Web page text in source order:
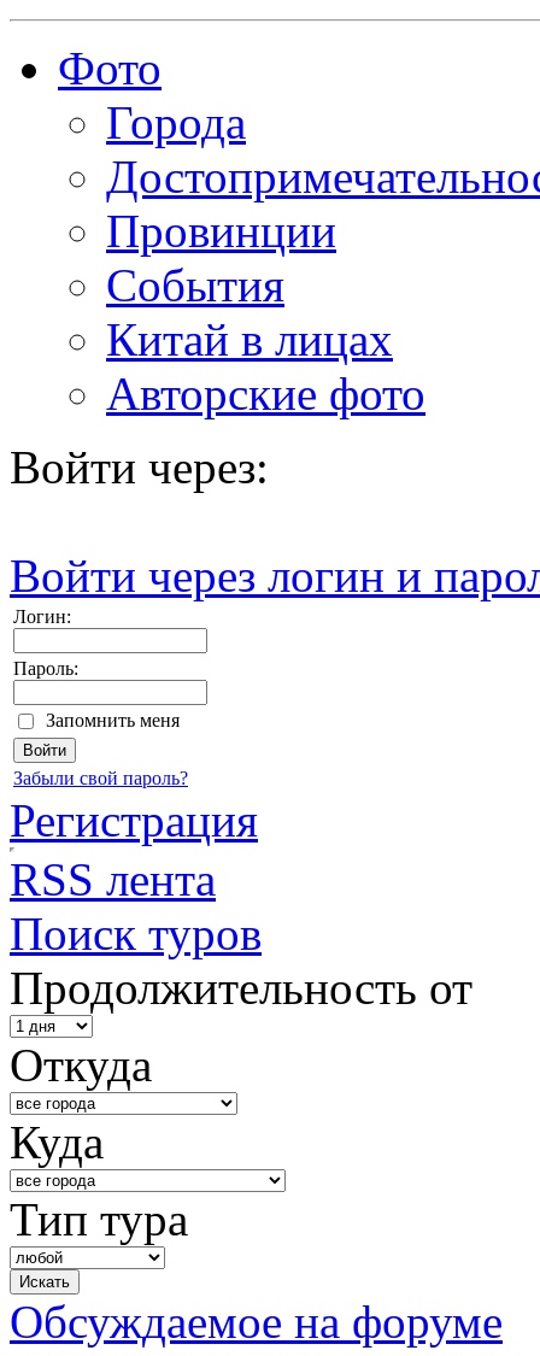
Фото
Города
Провинции
События
Китай в лицах
Авторские фото
Войти через:
Войти через логин и
Логин:
Пароль:
Запомнить меня
Забыли свой пароль?
Регистрация
RSS лента
Поиск туров
Продолжительность от
Откуда
Куда
Тип тура
Обсуждаемое на форуме